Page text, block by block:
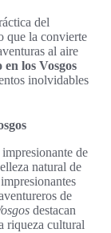
del
que la convierte
al aire
en los Vosgos
inolvidables
de
natural de
de
destacan
riqueza cultural